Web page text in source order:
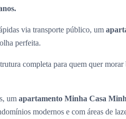
via transporte público, um
perfeita.
completa para quem quer morar
um apartamento Minha Casa
modernos e com áreas de